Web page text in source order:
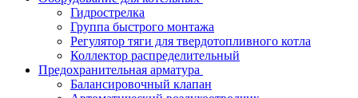
Гидрострелка
Группа быстрого монтажа
Регулятор тяги для твердотопливного котла
Коллектор распределительный
Предохранительная арматура
Балансировочный клапан